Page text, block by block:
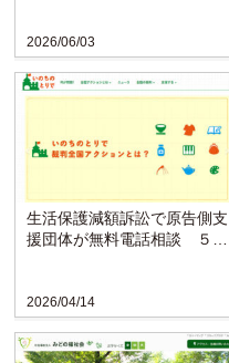
2026/06/03
2026/04/14
生活保護減額訴訟で原告側支
援団体が無料電話相談 ５月